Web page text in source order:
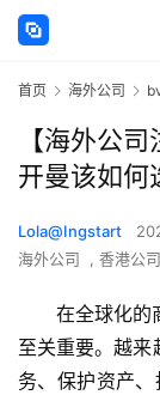
首页 海外公司
【海外公
开曼该如何
Lola@Ingstart
海外公司
, 香港公司
在全球化的
至关重要。越
务、保护资产